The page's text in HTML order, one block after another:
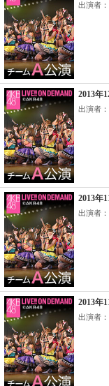
出演者
2013年
出演者
2013年
出演者
2013年
出演者